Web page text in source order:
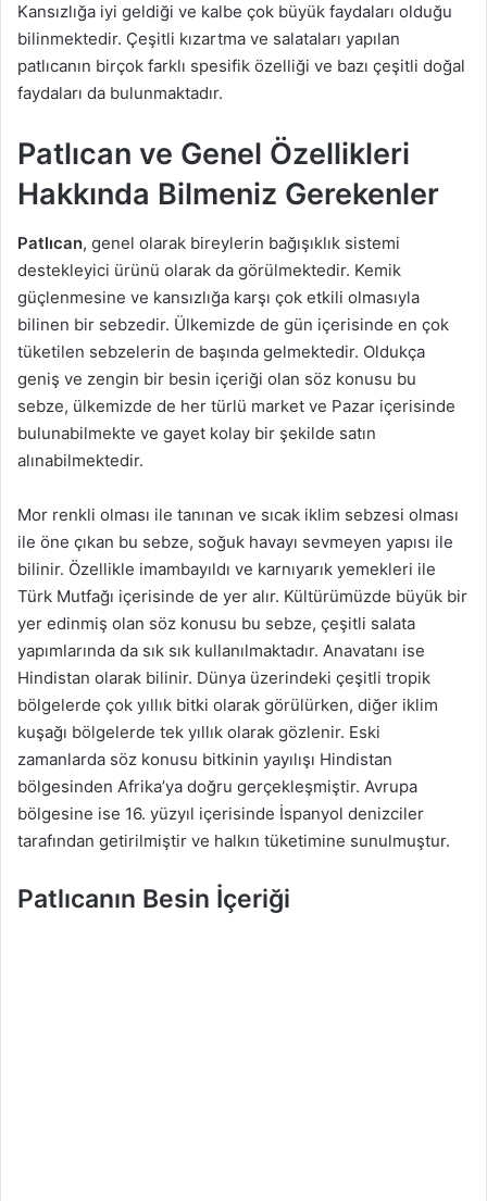
Kansızlığa iyi geldiği ve kalbe çok büyük faydaları olduğu
bilinmektedir. Çeşitli kızartma ve salataları yapılan
patlıcanın birçok farklı spesifik özelliği ve bazı çeşitli doğal
faydaları da bulunmaktadır.
Patlıcan ve Genel Özellikleri
Hakkında Bilmeniz Gerekenler
Patlıcan, genel olarak bireylerin bağışıklık sistemi
destekleyici ürünü olarak da görülmektedir. Kemik
güçlenmesine ve kansızlığa karşı çok etkili olmasıyla
bilinen bir sebzedir. Ülkemizde de gün içerisinde en çok
tüketilen sebzelerin de başında gelmektedir. Oldukça
geniş ve zengin bir besin içeriği olan söz konusu bu
sebze, ülkemizde de her türlü market ve Pazar içerisinde
bulunabilmekte ve gayet kolay bir şekilde satın
alınabilmektedir.
Mor renkli olması ile tanınan ve sıcak iklim sebzesi olması
ile öne çıkan bu sebze, soğuk havayı sevmeyen yapısı ile
bilinir. Özellikle imambayıldı ve karnıyarık yemekleri ile
Türk Mutfağı içerisinde de yer alır. Kültürümüzde büyük bir
yer edinmiş olan söz konusu bu sebze, çeşitli salata
yapımlarında da sık sık kullanılmaktadır. Anavatanı ise
Hindistan olarak bilinir. Dünya üzerindeki çeşitli tropik
bölgelerde çok yıllık bitki olarak görülürken, diğer iklim
kuşağı bölgelerde tek yıllık olarak gözlenir. Eski
zamanlarda söz konusu bitkinin yayılışı Hindistan
bölgesinden Afrika’ya doğru gerçekleşmiştir. Avrupa
bölgesine ise 16. yüzyıl içerisinde İspanyol denizciler
tarafından getirilmiştir ve halkın tüketimine sunulmuştur.
Patlıcanın Besin İçeriği